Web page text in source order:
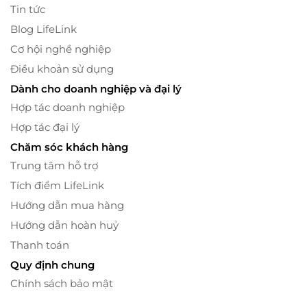
Hậu Giang
Tin tức
Blog LifeLink
Cơ hội nghề nghiệp
Điều khoản sử dụng
Dành cho doanh nghiệp và đại lý
Hợp tác doanh nghiệp
Hợp tác đại lý
Chăm sóc khách hàng
Trung tâm hỗ trợ
Tích điểm LifeLink
Hướng dẫn mua hàng
Hướng dẫn hoàn huỷ
Thanh toán
Quy định chung
Chính sách bảo mật